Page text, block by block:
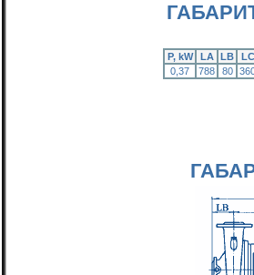
P, kW LA LB
LC
0,37
788 80